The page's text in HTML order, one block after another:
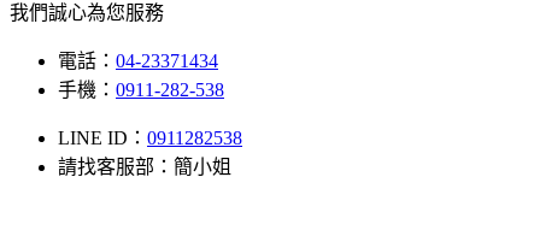
我們誠心為您服務
電話： 04-23371434
手機： 0911-282-538
LINE ID： 0911282538
請找客服部： 簡小姐